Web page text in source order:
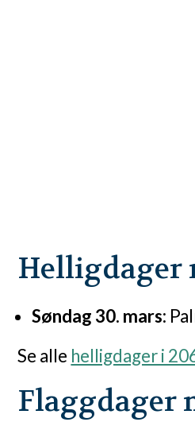
Helligdager
Søndag 30. mars:
Se alle helligdager i
Flaggdager